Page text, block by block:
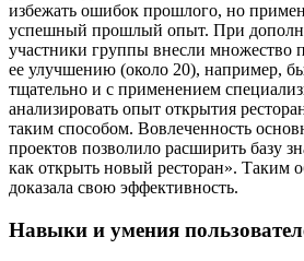
избежать ошибок прошлого, но
успешный прошлый опыт. При
участники группы внесли множество
ее улучшению (около 20), например,
тщательно и с применением
анализировать опыт открытия
таким способом. Вовлеченность
проектов позволило расширить базу
как открыть новый ресторан». Таким
доказала свою эффективность.
Навыки и умения